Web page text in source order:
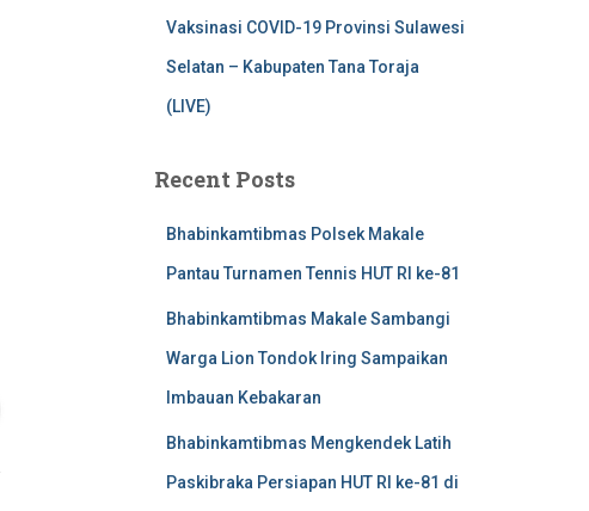
Vaksinasi COVID-19 Provinsi Sulawesi
Selatan – Kabupaten Tana Toraja
(LIVE)
Recent Posts
Bhabinkamtibmas Polsek Makale
Pantau Turnamen Tennis HUT RI ke-81
Bhabinkamtibmas Makale Sambangi
Warga Lion Tondok Iring Sampaikan
Imbauan Kebakaran
Bhabinkamtibmas Mengkendek Latih
Paskibraka Persiapan HUT RI ke-81 di